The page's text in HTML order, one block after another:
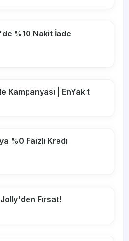
%10 Nakit İade
Kampanyası | EnYakıt
%0 Faizli Kredi
Fırsat!